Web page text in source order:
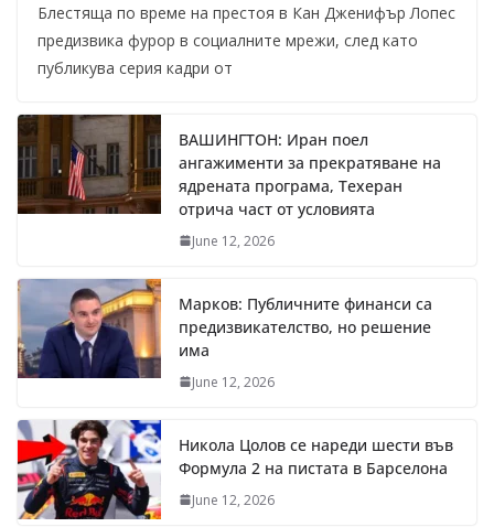
Блестяща по време на престоя в Кан Дженифър Лопес
предизвика фурор в социалните мрежи, след като
публикува серия кадри от
ВАШИНГТОН: Иран поел
ангажименти за прекратяване на
ядрената програма, Техеран
отрича част от условията
June 12, 2026
Марков: Публичните финанси са
предизвикателство, но решение
има
June 12, 2026
Никола Цолов се нареди шести във
Формула 2 на пистата в Барселона
June 12, 2026